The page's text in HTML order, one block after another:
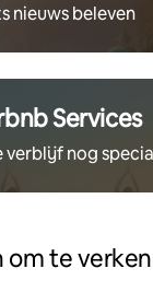
nieuws beleven
Services
verblijf nog
om te